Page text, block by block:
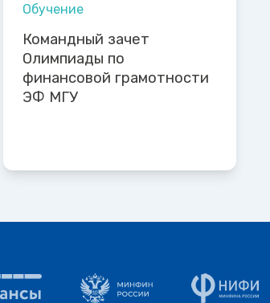
Обучение
Командный зачет
Олимпиады по
финансовой грамотности
ЭФ МГУ